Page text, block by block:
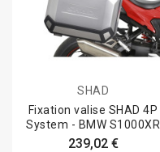
SHAD
Fixation valise SHAD 4P
System - BMW S1000XR
239,02 €